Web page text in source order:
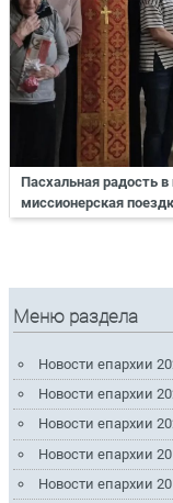
Пасхальная радость
миссионерская
Меню раздела
Новости епархии
Новости епархии
Новости епархии
Новости епархии
Новости епархии